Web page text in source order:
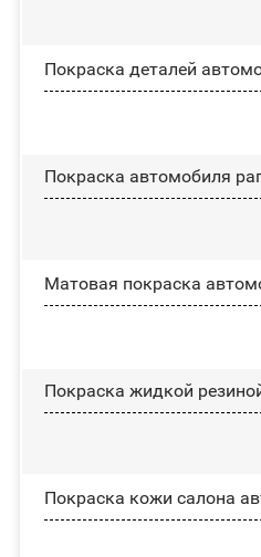
Покраска деталей
Покраска автомобиля
Матовая покраска
Покраска жидкой
Покраска кожи салона